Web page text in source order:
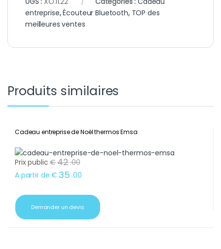
entreprise,Écouteur Bluetooth, TOP des
meilleures ventes
Produits similaires
Cadeau entreprise de Noël thermos Emsa
Prix public €42.00
A partir de € 35 .00
Demander un devis